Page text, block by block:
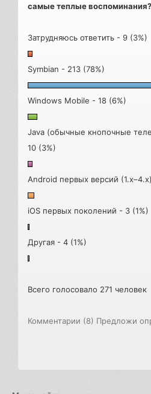
самые теплые воспоминания?
Затрудняюсь ответить - 9 (3%)
Symbian - 213 (78%)
Windows Mobile - 18 (6%)
Java (обычные кнопочные
10 (3%)
Android первых версий
iOS первых поколений - 3 (1%)
Другая - 4 (1%)
Всего голосовало 271 человек
Комментарии (8) Предложи